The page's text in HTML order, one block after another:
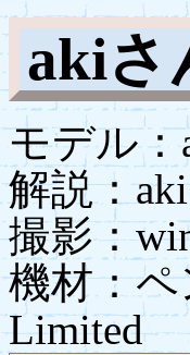
akiさ
モデル
解説：
撮影：
機材：ペ
Limited